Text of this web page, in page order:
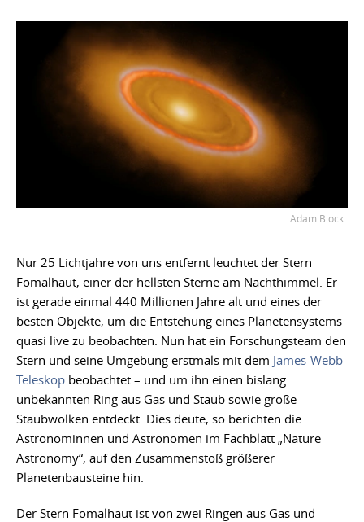
Adam Block
Nur 25 Lichtjahre von uns entfernt leuchtet der Stern
Fomalhaut, einer der hellsten Sterne am Nachthimmel. Er
ist gerade einmal 440 Millionen Jahre alt und eines der
besten Objekte, um die Entstehung eines Planetensystems
quasi live zu beobachten. Nun hat ein Forschungsteam den
Stern und seine Umgebung erstmals mit dem James-Webb-
Teleskop beobachtet – und um ihn einen bislang
unbekannten Ring aus Gas und Staub sowie große
Staubwolken entdeckt. Dies deute, so berichten die
Astronominnen und Astronomen im Fachblatt „Nature
Astronomy“, auf den Zusammenstoß größerer
Planetenbausteine hin.
Der Stern Fomalhaut ist von zwei Ringen aus Gas und